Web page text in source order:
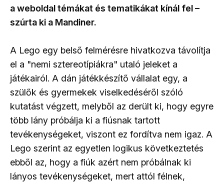
a weboldal témákat és tematikákat kínál fel –
szúrta ki a Mandiner.
A Lego egy belső felmérésre hivatkozva távolítja
el a "nemi sztereotípiákra" utaló jeleket a
játékairól. A dán játékkészítő vállalat egy, a
szülők és gyermekek viselkedéséről szóló
kutatást végzett, melyből az derült ki, hogy egyre
több lány próbálja ki a fiúsnak tartott
tevékenységeket, viszont ez fordítva nem igaz. A
Lego szerint az egyetlen logikus következtetés
ebből az, hogy a fiúk azért nem próbálnak ki
lányos tevékenységeket, mert attól félnek,